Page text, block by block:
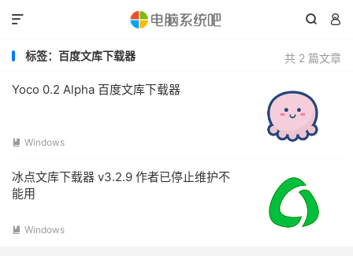
 

共 2 篇文章
标签：百度文库下载器
Yoco 0.2 Alpha 百度文库下载器
 Windows
冰点文库下载器 v3.2.9 作者已停止维护不
能用
 Windows